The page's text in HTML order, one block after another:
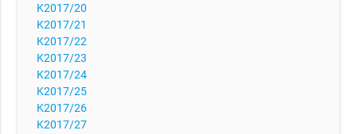
K2017/20
K2017/21
K2017/22
K2017/23
K2017/24
K2017/25
K2017/26
K2017/27